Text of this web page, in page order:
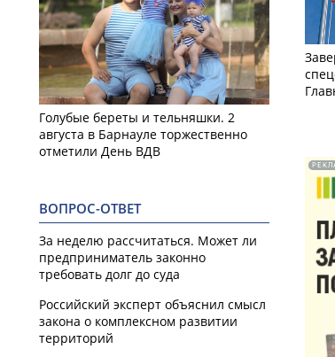
Голубые береты и тельняшки. 2
августа в Барнауле торжественно
отметили День ВДВ
ВОПРОС-ОТВЕТ
За неделю рассчитаться. Может ли
предприниматель законно
требовать долг до суда
Российский эксперт объяснил смысл
закона о комплексном развитии
территорий